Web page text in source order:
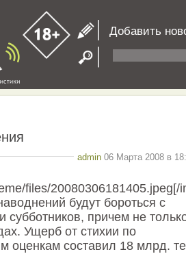
Добавить
admin 06 Марта 2008 в
files/20080306181405.jpeg[/
будут бороться с
причем не
Ущерб от стихии по
оценкам составил 18 млрд.